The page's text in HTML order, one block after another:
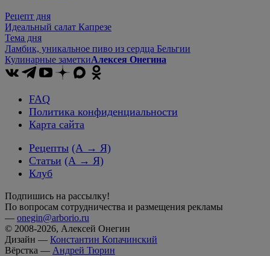
Рецепт дня
Идеальный салат Капрезе
Тема дня
Ламбик, уникальное пиво из сердца Бельгии
Кулинарные заметкиАлексея Онегина
FAQ
Политика конфиденциальности
Карта сайта
Рецепты (А → Я)
Статьи (А → Я)
Клуб
Подпишись на рассылку!
По вопросам сотрудничества и размещения рекламы
— onegin@arborio.ru
© 2008-2026, Алексей Онегин
Дизайн — Константин Копачинский
Вёрстка — Андрей Тюрин